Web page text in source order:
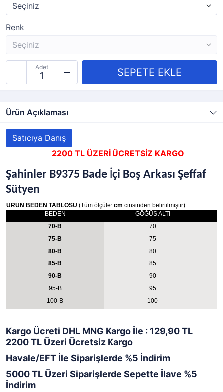
Renk
Adet
Ürün Açıklaması
Satıcıya Danış
2200 TL ÜZERİ ÜCRETSİZ KARGO
Şahinler B9375 Bade İçi Boş Arkası Şeffaf
Sütyen
ÜRÜN BEDEN TABLOSU (Tüm ölçüler cm cinsinden belirtilmiştir)
BEDEN
GÖĞÜS ALTI
70-B
70
75-B
75
80-B
80
85-B
85
90-B
90
95-B
95
100-B
100
Kargo Ücreti DHL MNG Kargo İle : 129,90 TL
2200 TL Üzeri Ücretsiz Kargo
Havale/EFT İle Siparişlerde %5 İndirim
5000 TL Üzeri Siparişlerde Sepette İlave %5
İndirim